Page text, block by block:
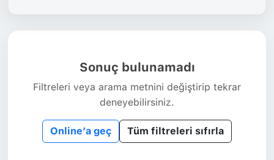
Sonuç bulunamadı
Filtreleri veya arama metnini değiştirip tekrar
deneyebilirsiniz.
Online’a geç Tüm filtreleri sıfırla